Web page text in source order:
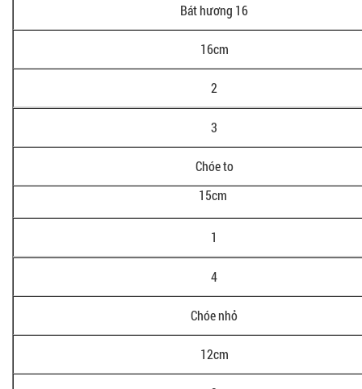
Bát hương 16
16cm
2
3
Chóe to
15cm
1
4
Chóe nhỏ
12cm